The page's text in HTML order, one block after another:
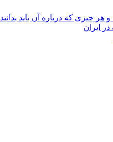
هر چیزی که درباره آن باید بدانید
در ایران